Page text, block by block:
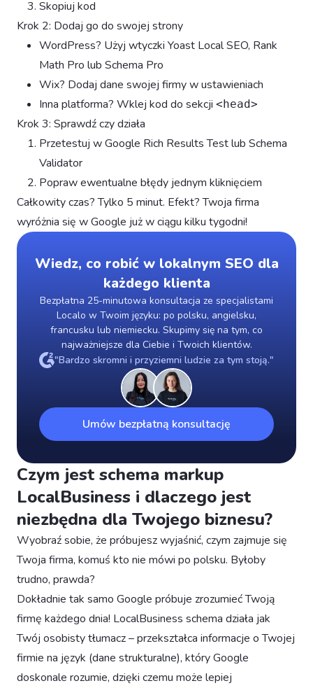
Skopiuj kod
Krok 2: Dodaj go do swojej strony
WordPress? Użyj wtyczki Yoast Local SEO, Rank
Math Pro lub Schema Pro
Wix? Dodaj dane swojej firmy w ustawieniach
Inna platforma? Wklej kod do sekcji <head>
Krok 3: Sprawdź czy działa
Przetestuj w Google Rich Results Test lub Schema
Validator
Popraw ewentualne błędy jednym kliknięciem
Całkowity czas? Tylko 5 minut. Efekt? Twoja firma
wyróżnia się w Google już w ciągu kilku tygodni!
Wiedz, co robić w lokalnym SEO dla
każdego klienta
Bezpłatna 25-minutowa konsultacja ze specjalistami
Localo w Twoim języku: po polsku, angielsku,
francusku lub niemiecku. Skupimy się na tym, co
najważniejsze dla Ciebie i Twoich klientów.
"Bardzo skromni i przyziemni ludzie za tym stoją."
Umów bezpłatną konsultację
Czym jest schema markup
LocalBusiness i dlaczego jest
niezbędna dla Twojego biznesu?
Wyobraź sobie, że próbujesz wyjaśnić, czym zajmuje się
Twoja firma, komuś kto nie mówi po polsku. Byłoby
trudno, prawda?
Dokładnie tak samo Google próbuje zrozumieć Twoją
firmę każdego dnia! LocalBusiness schema działa jak
Twój osobisty tłumacz – przekształca informacje o Twojej
firmie na język (dane strukturalne), który Google
doskonale rozumie, dzięki czemu może lepiej